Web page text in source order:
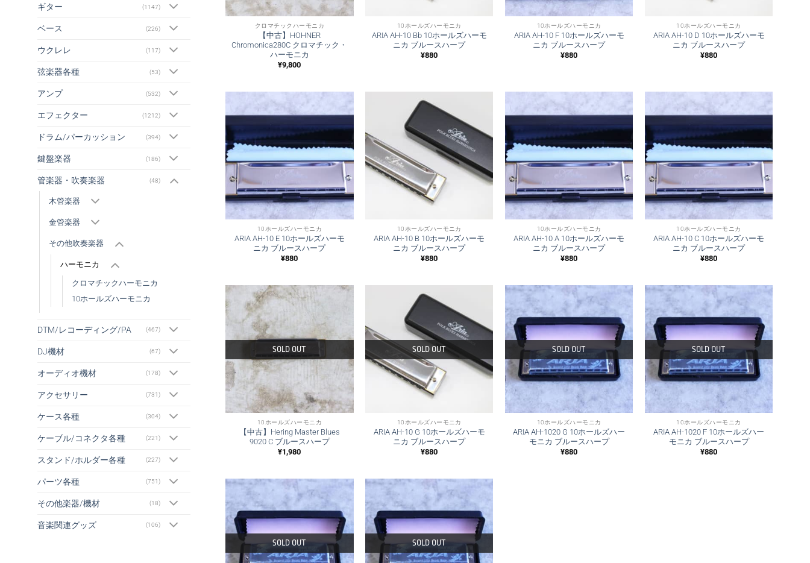
ギター (1147)
ベース (226)
ウクレレ (117)
弦楽器各種 (53)
アンプ (532)
エフェクター (1212)
ドラム/パーカッション (394)
鍵盤楽器 (186)
管楽器・吹奏楽器 (48)
木管楽器
金管楽器
その他吹奏楽器
ハーモニカ
クロマチックハーモニカ
10ホールズハーモニカ
DTM/レコーディング/PA (467)
DJ機材 (67)
オーディオ機材 (178)
アクセサリー (731)
ケース各種 (304)
ケーブル/コネクタ各種 (221)
スタンド/ホルダー各種 (227)
パーツ各種 (751)
その他楽器/機材 (18)
音楽関連グッズ (106)
クロマチックハーモニカ
【中古】HOHNER
Chromonica280C クロマチック・
ハーモニカ
¥9,800
10ホールズハーモニカ
ARIA AH-10 Bb 10ホールズハーモ
ニカ ブルースハープ
¥880
10ホールズハーモニカ
ARIA AH-10 F 10ホールズハーモ
ニカ ブルースハープ
¥880
10ホールズハーモニカ
ARIA AH-10 D 10ホールズハーモ
ニカ ブルースハープ
¥880
10ホールズハーモニカ
ARIA AH-10 E 10ホールズハーモ
ニカ ブルースハープ
¥880
10ホールズハーモニカ
ARIA AH-10 B 10ホールズハーモ
ニカ ブルースハープ
¥880
10ホールズハーモニカ
ARIA AH-10 A 10ホールズハーモ
ニカ ブルースハープ
¥880
10ホールズハーモニカ
ARIA AH-10 C 10ホールズハーモ
ニカ ブルースハープ
¥880
SOLD OUT
10ホールズハーモニカ
【中古】Hering Master Blues
9020 C ブルースハープ
¥1,980
SOLD OUT
10ホールズハーモニカ
ARIA AH-10 G 10ホールズハーモ
ニカ ブルースハープ
¥880
SOLD OUT
10ホールズハーモニカ
ARIA AH-1020 G 10ホールズハー
モニカ ブルースハープ
¥880
SOLD OUT
10ホールズハーモニカ
ARIA AH-1020 F 10ホールズハー
モニカ ブルースハープ
¥880
SOLD OUT SOLD OUT